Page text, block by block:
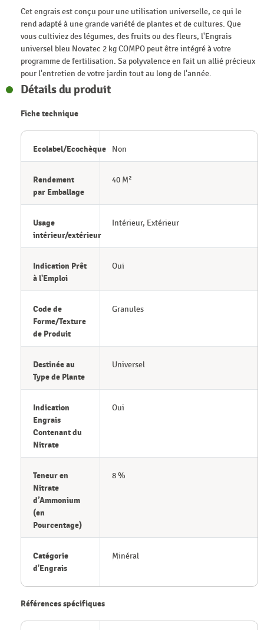
Cet engrais est conçu pour une utilisation universelle, ce qui le
rend adapté à une grande variété de plantes et de cultures. Que
vous cultiviez des légumes, des fruits ou des fleurs, l'Engrais
universel bleu Novatec 2 kg COMPO peut être intégré à votre
programme de fertilisation. Sa polyvalence en fait un allié précieux
pour l'entretien de votre jardin tout au long de l'année.
Détails du produit
Fiche technique
Ecolabel/Ecochèque Non
Rendement
par Emballage
40 M²
Usage
intérieur/extérieur
Intérieur, Extérieur
Indication Prêt
à l'Emploi
Oui
Code de
Forme/Texture
de Produit
Granules
Destinée au
Type de Plante
Universel
Indication
Engrais
Contenant du
Nitrate
Oui
Teneur en
Nitrate
d’Ammonium
(en
Pourcentage)
8 %
Catégorie
d'Engrais
Minéral
Références spécifiques